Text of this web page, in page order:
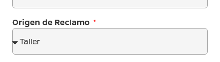
Origen de Reclamo